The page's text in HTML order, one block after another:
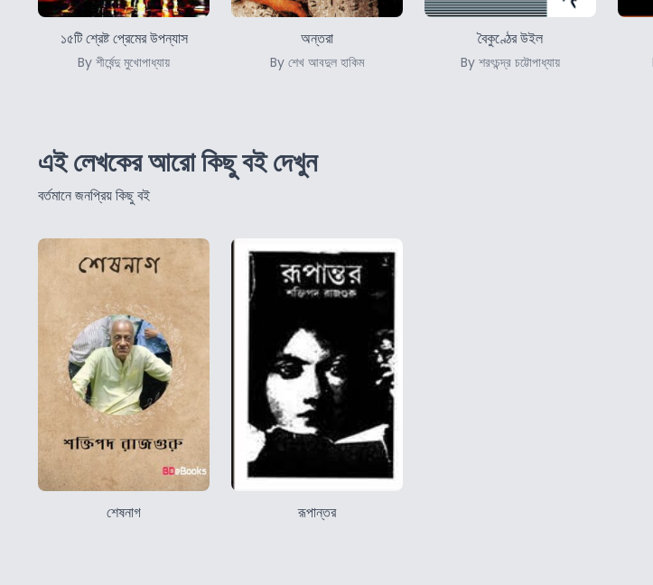
১৫টি শ্রেষ্ট প্রেমের উপন্যাস
By শীর্ষেন্দু মুখোপাধ্যায়
অন্তরা
By শেখ আবদুল হাকিম
বৈকুণ্ঠের উইল
By শরৎচন্দ্র চট্টোপাধ্যায়
এই লেখকের আরো কিছু বই দেখুন
বর্তমানে জনপ্রিয় কিছু বই
শেষনাগ রূপান্তর